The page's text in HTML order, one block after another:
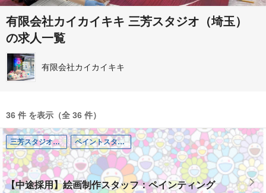
有限会社カイカイキキ 三芳スタジオ（埼玉）
の求人一覧
有限会社カイカイキキ
36 件 を表示（全 36 件）
三芳スタジオ（埼玉） ペイントスタッフ
【中途採用】絵画制作スタッフ：ペインティング